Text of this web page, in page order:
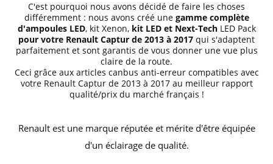
C'est pourquoi nous avons décidé de faire les choses
différemment : nous avons créé une gamme complète
d'ampoules LED, kit Xenon, kit LED et Next-TechLED Pack
pour votre Renault Captur de 2013 à 2017 qui s'adaptent
parfaitement et sont garantis de vous donner une vue plus
claire de la route.
Ceci grâce aux articles canbus anti-erreur compatibles avec
votre Renault Captur de 2013 à 2017 au meilleur rapport
qualité/prix du marché français !
Renault est une marque réputée et mérite d'être équipée
d'un éclairage de qualité.